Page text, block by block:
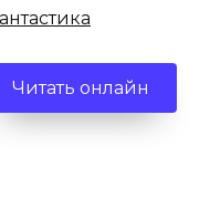
Читать онлайн